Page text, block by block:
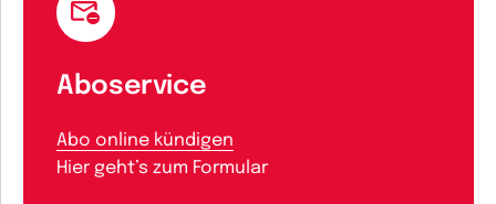
Aboservice
Abo online kündigen
Hier geht’s zum Formular